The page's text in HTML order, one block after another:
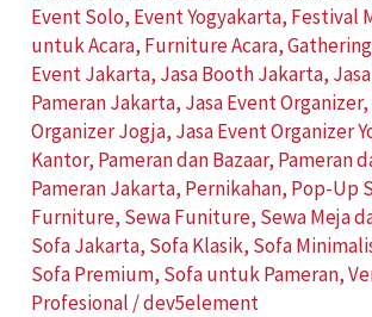
Event Solo, Event Yogyakarta, Festival
untuk Acara, Furniture Acara,Gathering
Event Jakarta, Jasa Booth Jakarta,
Pameran Jakarta, Jasa Event Organizer,
Organizer Jogja, Jasa Event Organizer
Kantor, Pameran dan Bazaar, Pameran
Pameran Jakarta, Pernikahan, Pop-Up
Furniture, Sewa Funiture, Sewa Meja
Sofa Jakarta, Sofa Klasik, Sofa
Sofa Premium, Sofa untuk Pameran,
Profesional /dev5element